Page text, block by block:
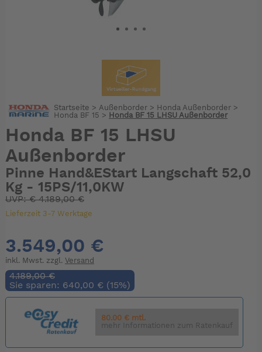
Startseite >Außenborder > Honda Außenborder >
Honda BF 15 > Honda BF 15 LHSU Außenborder
Honda BF 15 LHSU
Außenborder
Pinne Hand&EStart Langschaft 52,0
Kg - 15PS/11,0KW
UVP:€4.189,00 €
Lieferzeit 3-7 Werktage
3.549,00 €
inkl. Mwst. zzgl. Versand
4.189,00 €
Sie sparen: 640,00 € (15%)
80.00 € mtl.
mehr Informationen zum Ratenkauf